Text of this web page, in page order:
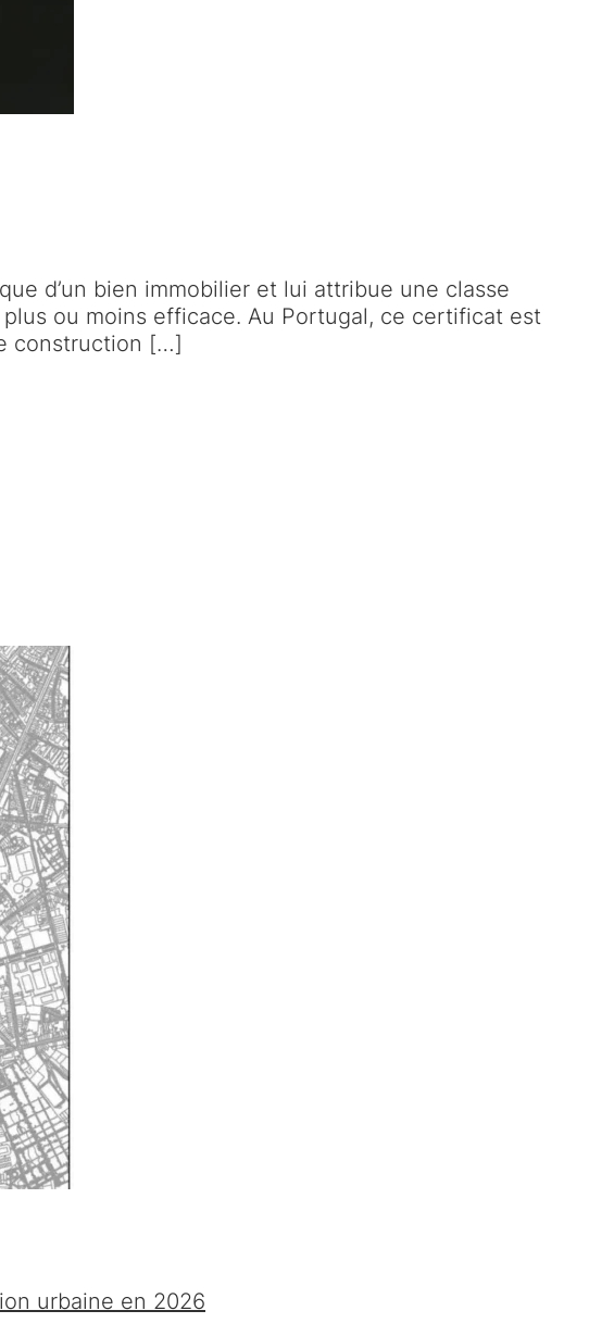
d’un bien immobilier et lui attribue une classe
ou moins efficace. Au Portugal, ce certificat est
construction […]
urbaine en 2026